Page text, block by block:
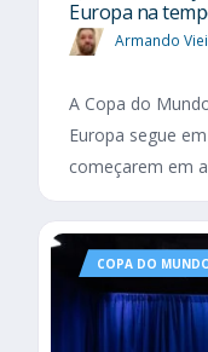
Europa na
Armando
A Copa do
Europa segue
começarem em
COPA DO